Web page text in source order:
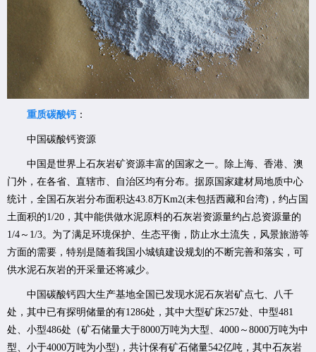
重质碳酸钙 ：
中国碳酸钙资源
中国是世界上石灰岩矿资源丰富的国家之一。除上海、香港、澳
门外，在各省、直辖市、自治区均有分布。据原国家建材局地质中心
统计，全国石灰岩分布面积达43.8万Km2(未包括西藏和台湾)，约占国
土面积的1/20，其中能供做水泥原料的石灰岩资源量约占总资源量的
1/4～1/3。为了满足环境保护、生态平衡，防止水土流失，风景旅游等
方面的需要，特别是随着我国小城镇建设规划的不断完善和落实，可
供水泥石灰岩的开采量还将减少。
中国碳酸钙四大生产基地全国已发现水泥石灰岩矿点七、八千
处，其中已有探明储量的有1286处，其中大型矿床257处、中型481
处、小型486处（矿石储量大于8000万吨为大型、4000～8000万吨为中
型、小于4000万吨为小型)，共计保有矿石储量542亿吨，其中石灰岩